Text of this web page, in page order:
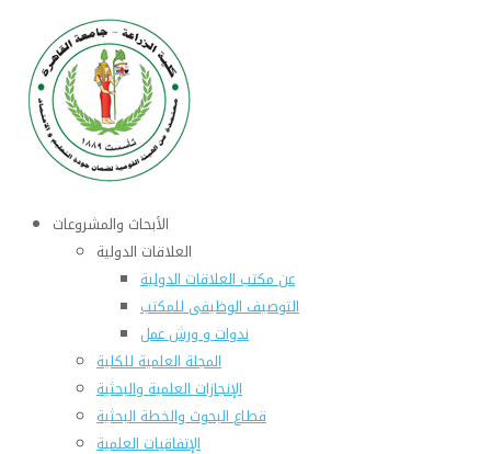
الأبحاث والمشروعات
العلاقات الدولية
عن مكتب العلاقات الدولية
التوصيف الوظيفى للمكتب
ندوات و ورش عمل
المجلة العلمية للكلية
الإنجازات العلمية والبحثية
قطاع البحوث والخطة البحثية
الإتفاقيات العلمية